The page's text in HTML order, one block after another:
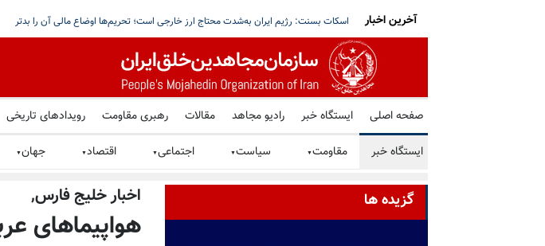
مهدی ابریشمچی در سی‌امین گلریزان همیاری با سیمای آزادی بر سر جانشینی خامنه‌ای؛ «دفتر آقا به سمت
آخرین اخبار
صفحه اصلی ایستگاه خبر رادیو مجاهد مقالات رهبری مقاومت رویدادهای تاریخی
ایستگاه خبر مقاومت▼ سیاست▼ اجتماعی▼ اقتصاد▼ جهان▼
اخبار خليج فارس,
هواپیماهای
گزیده ها